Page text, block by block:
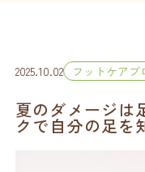
2025.10.02 フットケアブ
夏のダメージは
クで自分の足を